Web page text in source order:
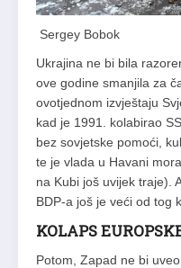
Sergey Bobok
Ukrajina ne bi bila
ove godine smanjila za
ovotjednom izvještaju
kad je 1991. kolabirao
bez sovjetske pomoći,
te je vlada u Havani
na Kubi još uvijek traje).
BDP-a još je veći od tog
KOLAPS
Potom, Zapad ne bi